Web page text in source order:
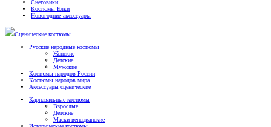
Снеговики
Костюмы Елки
Новогодние аксессуары
Сценические костюмы
Русские народные костюмы
Женские
Детские
Мужские
Костюмы народов России
Костюмы народов мира
Аксессуары сценические
Карнавальные костюмы
Взрослые
Детские
Маски венецианские